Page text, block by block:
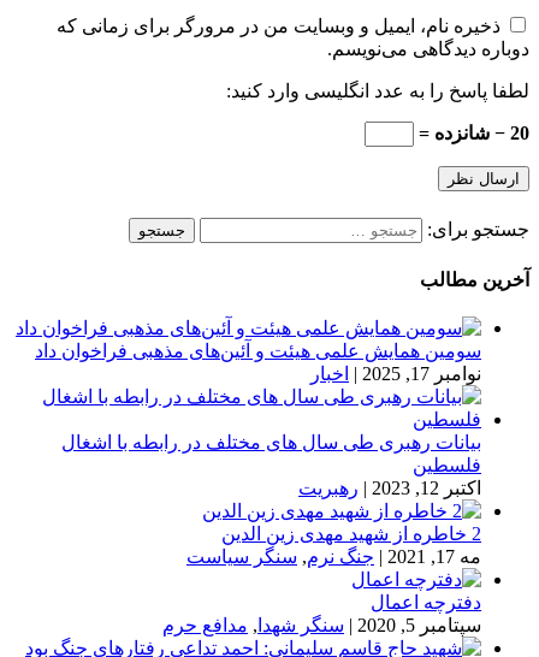
ذخیره نام، ایمیل و وبسایت من در مرورگر برای زمانی که
دوباره دیدگاهی می‌نویسم.
لطفا پاسخ را به عدد انگلیسی وارد کنید:
20 − شانزده =
جستجو برای:
آخرین مطالب
سومین همایش علمی هیئت و آئین‌های مذهبی فراخوان داد
نوامبر 17, 2025
| اخبار
بیانات رهبری طی سال های مختلف در رابطه با اشغال
فلسطین
اکتبر 12, 2023
| رهبریت
2 خاطره از شهید مهدی زین الدین
مه 17, 2021
| جنگ نرم, سنگر سیاست
دفترچه اعمال
سپتامبر 5, 2020
| سنگر شهدا , مدافع حرم